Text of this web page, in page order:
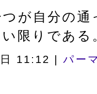
が自分の通
限りである
11:12 | パー